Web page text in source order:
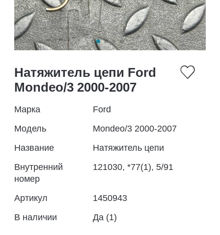
Натяжитель цепи Ford
Mondeo/3 2000-2007
Марка
Ford
Модель
Mondeo/3 2000-2007
Название
Натяжитель цепи
Внутренний
номер
121030, *77(1), 5/91
Артикул
1450943
В наличии
Да (1)